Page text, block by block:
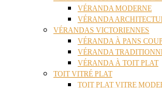
VÉRANDA MODERNE
VÉRANDA
VÉRANDAS VICTORIENNES
VÉRANDA À PANS
VÉRANDA
VÉRANDA À TOIT PLAT
TOIT VITRÉ PLAT
TOIT PLAT VITRE